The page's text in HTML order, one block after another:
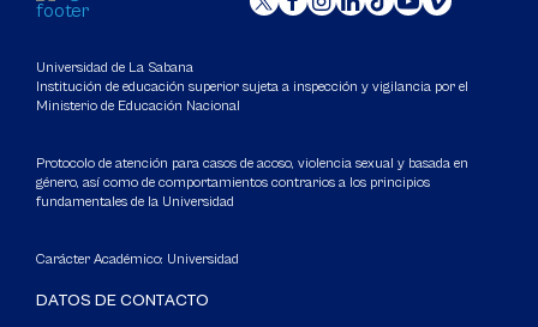
Universidad de La Sabana
Institución de educación superior sujeta a inspección y vigilancia por el
Ministerio de Educación Nacional
Protocolo de atención para casos de acoso, violencia sexual y basada en
género, así como de comportamientos contrarios a los principios
fundamentales de la Universidad
Carácter Académico: Universidad
DATOS DE CONTACTO